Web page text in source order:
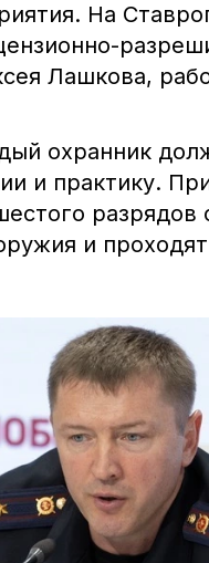
На
Лашкова,
охранник
и практику.
и